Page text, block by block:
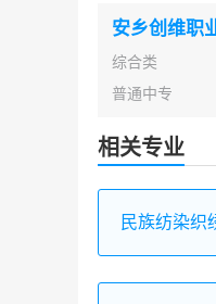
安乡创维职
综合类
普通中专
相关专业
民族纺染织